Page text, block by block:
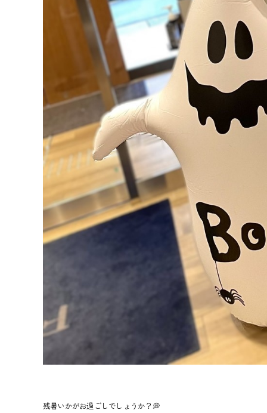
残暑いかがお過ごしでしょうか？💭